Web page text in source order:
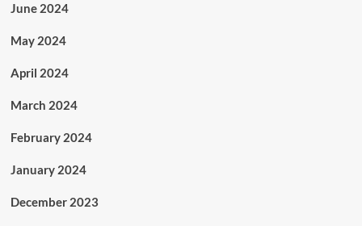
June 2024
May 2024
April 2024
March 2024
February 2024
January 2024
December 2023